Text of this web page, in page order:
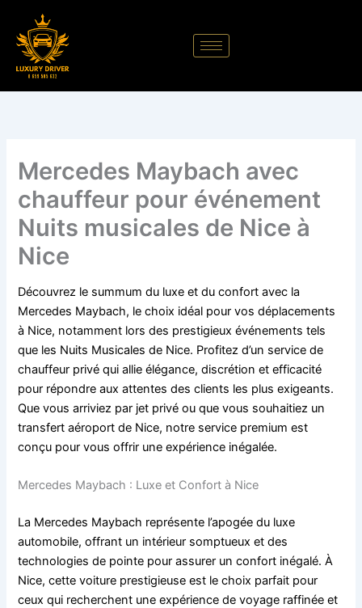
contenu
Mercedes Maybach avec
chauffeur pour événement
Nuits musicales de Nice à
Nice
Découvrez le summum du luxe et du confort avec la
Mercedes Maybach, le choix idéal pour vos déplacements
à Nice, notamment lors des prestigieux événements tels
que les Nuits Musicales de Nice. Profitez d’un service de
chauffeur privé qui allie élégance, discrétion et efficacité
pour répondre aux attentes des clients les plus exigeants.
Que vous arriviez par jet privé ou que vous souhaitiez un
transfert aéroport de Nice, notre service premium est
conçu pour vous offrir une expérience inégalée.
Mercedes Maybach : Luxe et Confort à Nice
La Mercedes Maybach représente l’apogée du luxe
automobile, offrant un intérieur somptueux et des
technologies de pointe pour assurer un confort inégalé. À
Nice, cette voiture prestigieuse est le choix parfait pour
ceux qui recherchent une expérience de voyage raffinée et